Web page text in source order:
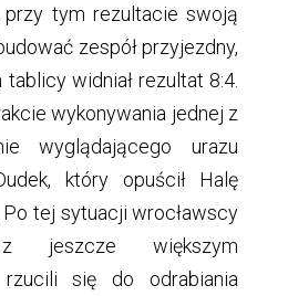
przy tym rezultacie swoją
zespół przyjezdny,
widniał rezultat 8:4.
wykonywania jednej z
wyglądającego urazu
który opuścił Halę
Po tej sytuacji wrocławscy
z jeszcze większym
rzucili się do odrabiania